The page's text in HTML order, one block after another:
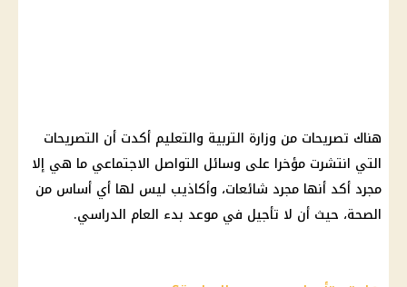
هناك تصريحات من وزارة التربية والتعليم أكدت أن التصريحات
التي انتشرت مؤخرا على وسائل التواصل الاجتماعي ما هي إلا
مجرد أكد أنها مجرد شائعات، وأكاذيب ليس لها أي أساس من
الصحة، حيث أن لا تأجيل في موعد بدء العام الدراسي.